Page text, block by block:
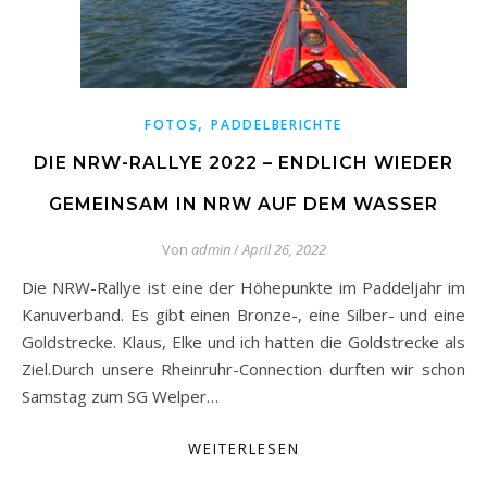
FOTOS,PADDELBERICHTE
DIE NRW-RALLYE 2022 – ENDLICH WIEDER
GEMEINSAM IN NRW AUF DEM WASSER
Von admin/April 26, 2022
Die NRW-Rallye ist eine der Höhepunkte im Paddeljahr im
Kanuverband. Es gibt einen Bronze-, eine Silber- und eine
Goldstrecke. Klaus, Elke und ich hatten die Goldstrecke als
Ziel.Durch unsere Rheinruhr-Connection durften wir schon
Samstag zum SG Welper…
WEITERLESEN